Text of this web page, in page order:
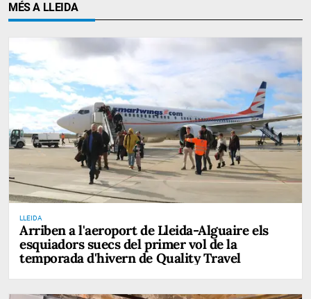
MÉS A LLEIDA
LLEIDA
Arriben a l'aeroport de Lleida-Alguaire els
esquiadors suecs del primer vol de la
temporada d'hivern de Quality Travel